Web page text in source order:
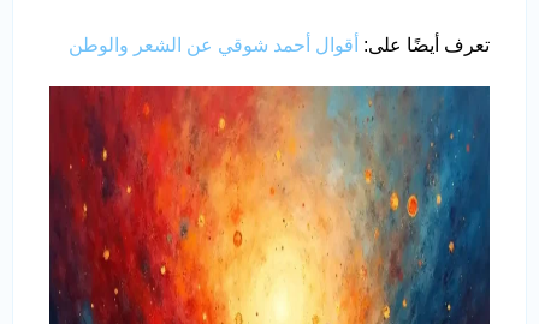
تعرف أيضًا على: أقوال أحمد شوقي عن الشعر والوطن